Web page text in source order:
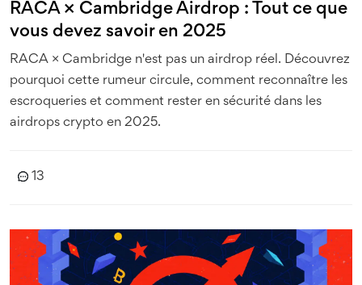
RACA × Cambridge Airdrop : Tout ce que
vous devez savoir en 2025
RACA × Cambridge n'est pas un airdrop réel. Découvrez
pourquoi cette rumeur circule, comment reconnaître les
escroqueries et comment rester en sécurité dans les
airdrops crypto en 2025.
13